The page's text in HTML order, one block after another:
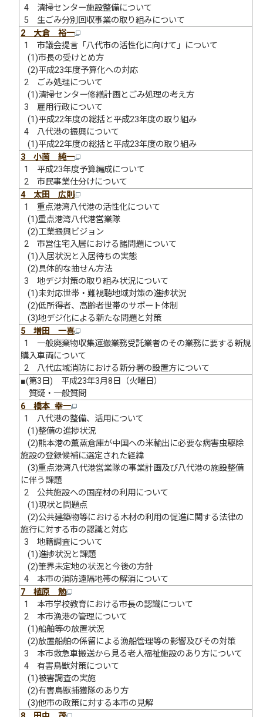
4 清掃センター施設整備について
5 生ごみ分別回収事業の取り組みについて
2 大倉 裕一
1 市議会提言「八代市の活性化に向けて」について
(1)市長の受けとめ方
(2)平成23年度予算化への対応
2 ごみ処理について
(1)清掃センター修繕計画とごみ処理の考え方
3 雇用行政について
(1)平成22年度の総括と平成23年度の取り組み
4 八代港の振興について
(1)平成22年度の総括と平成23年度の取り組み
3 小薗 純一
1 平成23年度予算編成について
2 市民事業仕分けについて
4 太田 広則
1 重点港湾八代港の活性化について
(1)重点港湾八代港営業隊
(2)工業振興ビジョン
2 市営住宅入居における諸問題について
(1)入居状況と入居待ちの実態
(2)具体的な抽せん方法
3 地デジ対策の取り組み状況について
(1)未対応世帯・難視聴地域対策の進捗状況
(2)低所得者、高齢者世帯のサポート体制
(3)地デジ化による新たな問題と対策
5 増田 一喜
1 一般廃棄物収集運搬業務受託業者のその業務に要する新規
購入車両について
2 八代広域消防における新分署の設置方について
■(第3日) 平成23年3月8日（火曜日）
質疑・一般質問
6 橋本 幸一
1 八代港の整備、活用について
(1)整備の進捗状況
(2)熊本港の薫蒸倉庫が中国への米輸出に必要な病害虫駆除
施設の登録候補に選定された経緯
(3)重点港湾八代港営業隊の事業計画及び八代港の施設整備
に伴う課題
2 公共施設への国産材の利用について
(1)現状と問題点
(2)公共建築物等における木材の利用の促進に関する法律の
施行に対する市の認識と対応
3 地籍調査について
(1)進捗状況と課題
(2)筆界未定地の状況と今後の方針
4 本市の消防遠隔地帯の解消について
7 植原 勉
1 本市学校教育における市長の認識について
2 本市漁港の管理について
(1)船舶等の放置状況
(2)放置船舶の係留による漁船管理等の影響及びその対策
3 本市救急車搬送から見る老人福祉施設のあり方について
4 有害鳥獣対策について
(1)被害調査の実施
(2)有害鳥獣捕獲隊のあり方
(3)他市の政策に対する本市の見解